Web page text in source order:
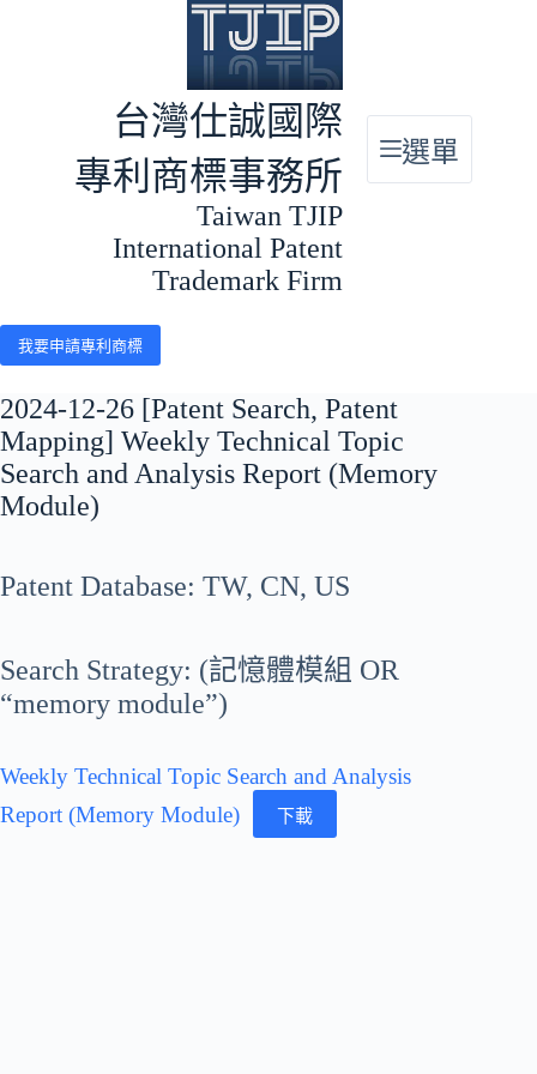
台灣仕誠國際
專利商標事務所
Taiwan TJIP
International Patent
Trademark Firm
選單
我要申請專利商標
2024-12-26 [Patent Search, Patent
Mapping] Weekly Technical Topic
Search and Analysis Report (Memory
Module)
Patent Database: TW, CN, US
Search Strategy: (記憶體模組 OR
“memory module”)
Weekly Technical Topic Search and Analysis
Report (Memory Module)
下載